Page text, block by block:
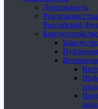
Деятельность
Реализация
Российской
птиц